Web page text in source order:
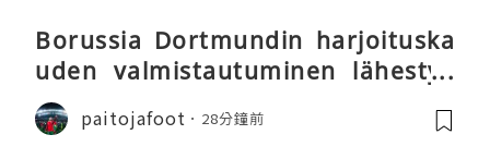
Borussia Dortmundin harjoituska
uden valmistautuminen lähestyy
päätöstään
paitojafoot 28分鐘前